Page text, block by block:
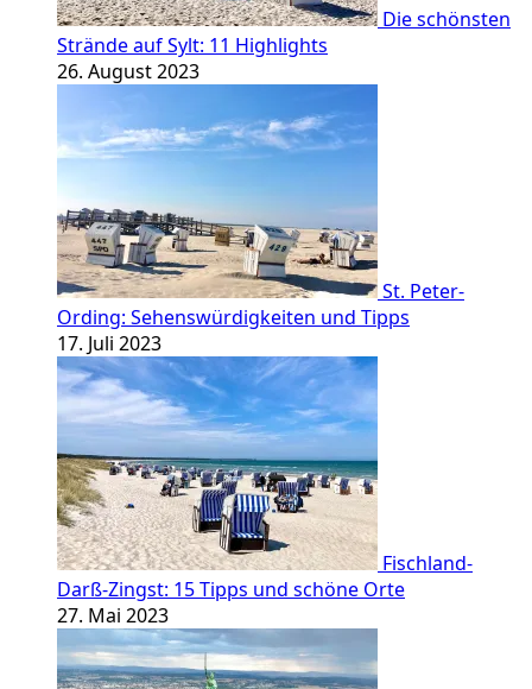
Die schönsten
Strände auf Sylt: 11 Highlights
26. August 2023
St. Peter-
Ording: Sehenswürdigkeiten und Tipps
17. Juli 2023
Fischland-
Darß-Zingst: 15 Tipps und schöne Orte
27. Mai 2023